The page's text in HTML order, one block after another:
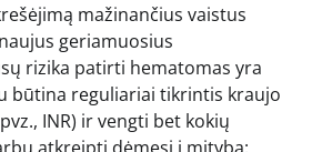
mažinančius vaistus
geriamuosius
rizika patirti hematomas yra
būtina reguliariai tikrintis kraujo
INR) ir vengti bet kokių